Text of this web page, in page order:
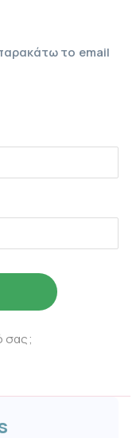
το email
σας;